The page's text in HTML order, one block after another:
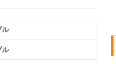
ル
ル